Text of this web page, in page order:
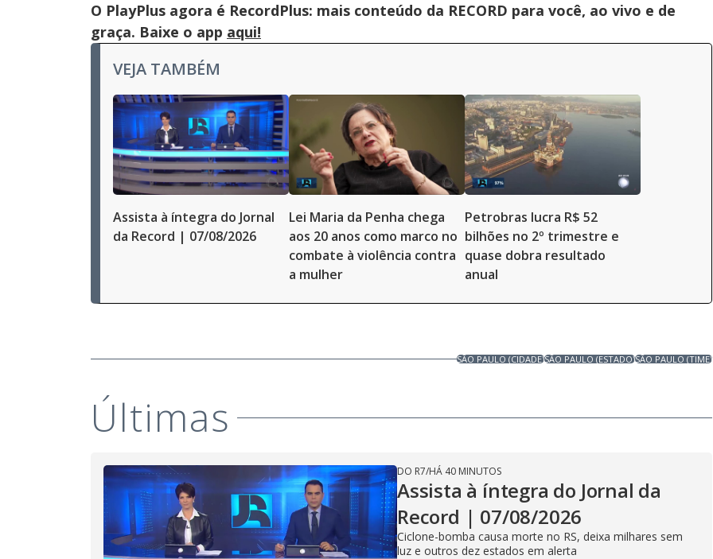
O PlayPlus agora é RecordPlus: mais conteúdo da RECORD para você, ao vivo e de
graça. Baixe o app aqui!
VEJA TAMBÉM
Assista à íntegra do Jornal
da Record | 07/08/2026
Lei Maria da Penha chega
aos 20 anos como marco no
combate à violência contra
a mulher
Petrobras lucra R$ 52
bilhões no 2º trimestre e
quase dobra resultado
anual
SÃO PAULO (CIDADE)SÃO PAULO (ESTADO)SÃO PAULO (TIME)
Últimas
DO R7/HÁ 40 MINUTOS
Assista à íntegra do Jornal da
Record | 07/08/2026
Ciclone-bomba causa morte no RS, deixa milhares sem
luz e outros dez estados em alerta